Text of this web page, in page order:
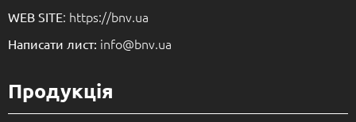
WEB SITE: https://bnv.ua
Написати лист: info@bnv.ua
Продукція